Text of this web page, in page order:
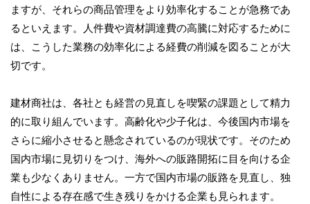
ますが、それらの商品管理をより効率化することが急務であ
るといえます。人件費や資材調達費の高騰に対応するために
は、こうした業務の効率化による経費の削減を図ることが大
切です。
建材商社は、各社とも経営の見直しを喫緊の課題として精力
的に取り組んでいます。高齢化や少子化は、今後国内市場を
さらに縮小させると懸念されているのが現状です。そのため
国内市場に見切りをつけ、海外への販路開拓に目を向ける企
業も少なくありません。一方で国内市場の販路を見直し、独
自性による存在感で生き残りをかける企業も見られます。